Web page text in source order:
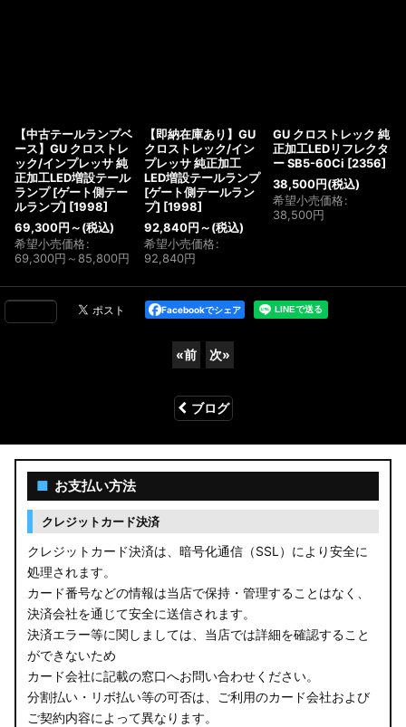
【中古テールランプベ
ース】GU クロストレ
ック/インプレッサ 純
正加工LED増設テール
ランプ [ゲート側テー
ルランプ] [1998]
69,300円 ～ (税込)
希望小売価格:
69,300円 ～85,800円
【即納在庫あり】GU
クロストレック/イン
プレッサ 純正加工
LED増設テールランプ
[ゲート側テールラン
プ] [1998]
92,840円 ～ (税込)
希望小売価格:
92,840円
GU クロストレック 純
正加工LEDリフレクタ
ー SB5-60Ci [2356]
38,500円 (税込)
希望小売価格:
38,500円
Facebookでシェア
«前 次»
ブログ
■ お支払い方法
クレジットカード決済
クレジットカード決済は、暗号化通信（SSL）により安全に
処理されます。
カード番号などの情報は当店で保持・管理することはなく、
決済会社を通じて安全に送信されます。
決済エラー等に関しましては、当店では詳細を確認すること
ができないため
カード会社に記載の窓口へお問い合わせください。
分割払い・リボ払い等の可否は、ご利用のカード会社および
ご契約内容によって異なります。